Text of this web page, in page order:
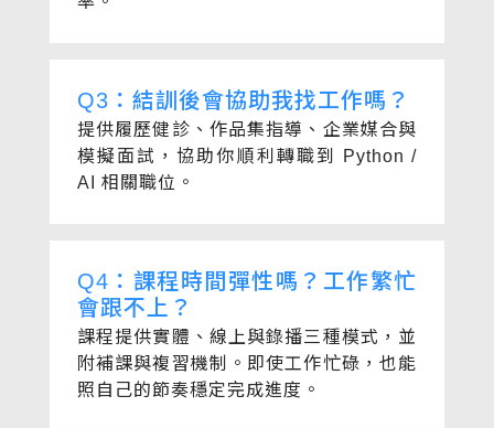
Q3：結訓後會協助我找工作嗎？
提供履歷健診、作品集指導、企業媒合與
模擬面試，協助你順利轉職到 Python /
AI 相關職位。
Q4：課程時間彈性嗎？工作繁忙
會跟不上？
課程提供實體、線上與錄播三種模式，並
附補課與複習機制。即使工作忙碌，也能
照自己的節奏穩定完成進度。